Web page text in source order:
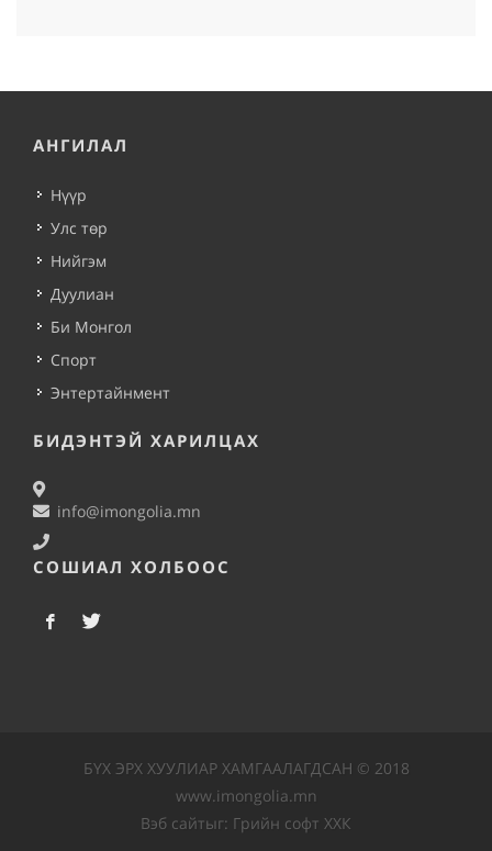
АНГИЛАЛ
Нүүр
Улс төр
Нийгэм
Дуулиан
Би Монгол
Спорт
Энтертайнмент
БИДЭНТЭЙ ХАРИЛЦАХ
info@imongolia.mn
СОШИАЛ ХОЛБООС
БҮХ ЭРХ ХУУЛИАР ХАМГААЛАГДСАН © 2018
www.imongolia.mn
Вэб сайтыг: Грийн софт ХХК